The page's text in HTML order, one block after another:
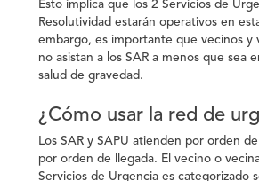
Esto implica que los 2 Servicios de
Resolutividad estarán operativos en
embargo, es importante que vecinos y
no asistan a los SAR a menos que sea
salud de gravedad.
¿Cómo usar la red de
Los SAR y SAPU atienden por orden
por orden de llegada. El vecino o
Servicios de Urgencia es categorizado